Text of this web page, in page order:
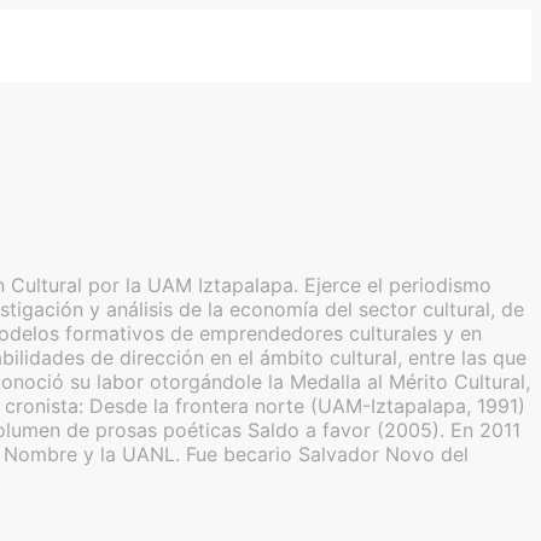
por la UAM Iztapalapa. Ejerce el periodismo
y análisis de la economía del sector cultural, de
formativos de emprendedores culturales y en
de dirección en el ámbito cultural, entre las que
su labor otorgándole la Medalla al Mérito Cultural,
Desde la frontera norte (UAM-Iztapalapa, 1991)
de prosas poéticas Saldo a favor (2005). En 2011
y la UANL. Fue becario Salvador Novo del